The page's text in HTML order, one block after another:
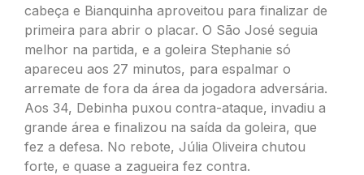
cabeça e Bianquinha aproveitou para finalizar de
primeira para abrir o placar. O São José seguia
melhor na partida, e a goleira Stephanie só
apareceu aos 27 minutos, para espalmar o
arremate de fora da área da jogadora adversária.
Aos 34, Debinha puxou contra-ataque, invadiu a
grande área e finalizou na saída da goleira, que
fez a defesa. No rebote, Júlia Oliveira chutou
forte, e quase a zagueira fez contra.